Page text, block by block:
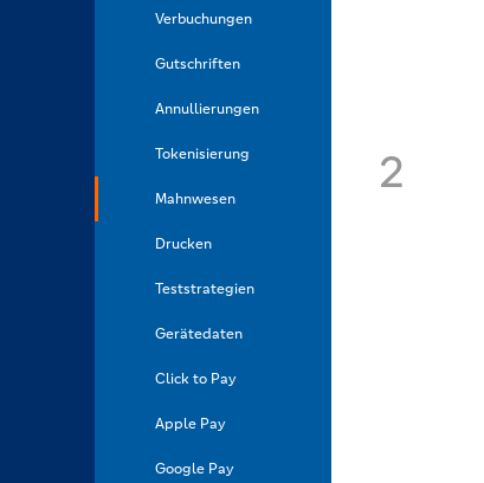
Verbuchungen
Gutschriften
Annullierungen
Tokenisierung
Mahnwesen
Drucken
Teststrategien
Gerätedaten
Click to Pay
Apple Pay
Google Pay
2